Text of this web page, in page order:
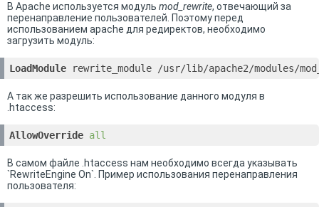
В Apache используется модуль mod_rewrite, отвечающий за
перенаправление пользователей. Поэтому перед
использованием apache для редиректов, необходимо
загрузить модуль:
LoadModule rewrite_module /usr/lib/apache2/modules/
А так же разрешить использование данного модуля в
.htaccess:
AllowOverride all
В самом файле .htaccess нам необходимо всегда указывать
`RewriteEngine On`. Пример использования перенаправления
пользователя: